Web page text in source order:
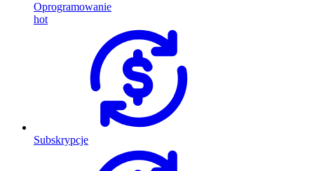
Oprogramowanie
hot
Subskrypcje